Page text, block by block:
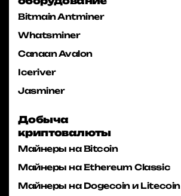
Bitmain Antminer
Whatsminer
Canaan Avalon
Iceriver
Jasminer
Добыча
криптовалюты
Майнеры на Bitcoin
Майнеры на Ethereum Classic
Майнеры на Dogecoin и Litecoin